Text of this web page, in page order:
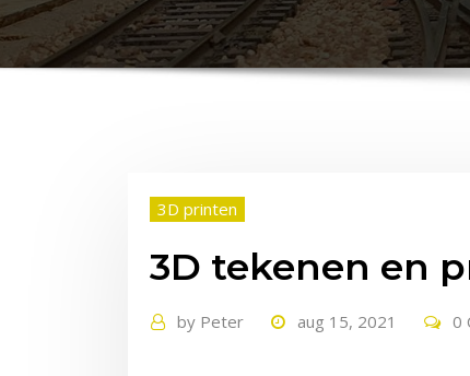
3D printen
3D tekenen en
by Peter aug 15, 2021 0